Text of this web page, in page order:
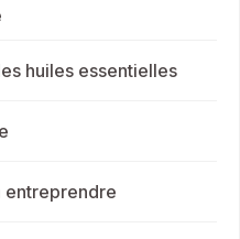
huiles essentielles
entreprendre